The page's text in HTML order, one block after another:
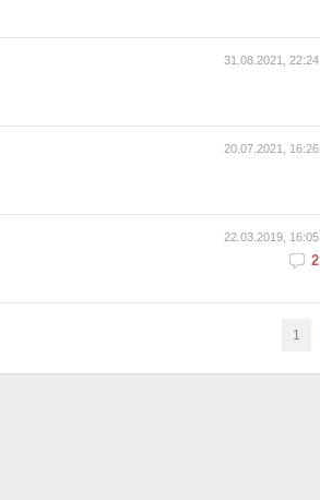
31.08.2021, 22:24
20.07.2021, 16:26
22.03.2019, 16:05
2
1